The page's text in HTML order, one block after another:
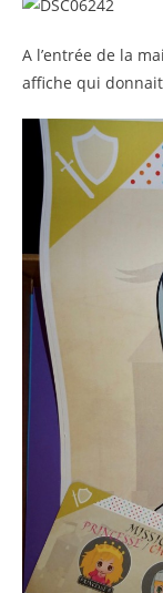
A l’entrée de la
affiche qui